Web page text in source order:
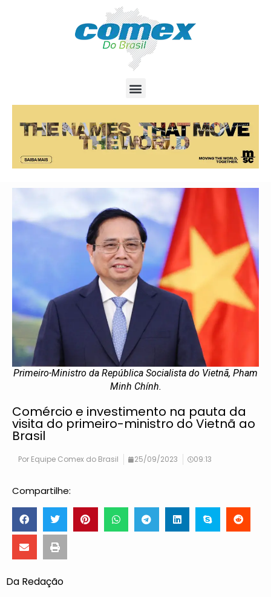
Primeiro-Ministro da República Socialista do Vietnã, Pham
Minh Chính.
Comércio e investimento na pauta da
visita do primeiro-ministro do Vietnã ao
Brasil
Por Equipe Comex do Brasil 25/09/2023 09:13
Compartilhe:
Da Redação